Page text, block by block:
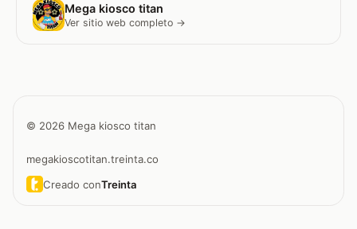
Mega kiosco titan
Ver sitio web completo →
© 2026 Mega kiosco titan
megakioscotitan.treinta.co
Creado conTreinta